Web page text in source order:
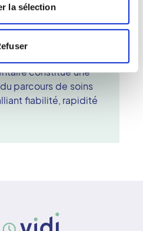
la sélection
un traitement
d'un contrôle de
constitue une
parcours de soins
fiabilité, rapidité